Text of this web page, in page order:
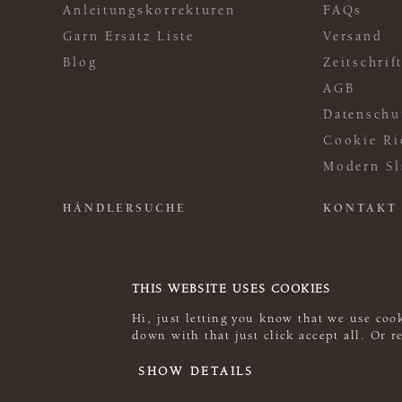
THIS WEBSITE USES COOKIES
Hi, just letting you know that we use
down with that just click accept all. Or
SHOW DETAILS
Anleitungskorrekturen
Garn Ersatz Liste
Blog
FAQs
Versand
AGB
Cookie
Modern
HÄNDLERSUCHE KONTAKT
© 2026 Rowan